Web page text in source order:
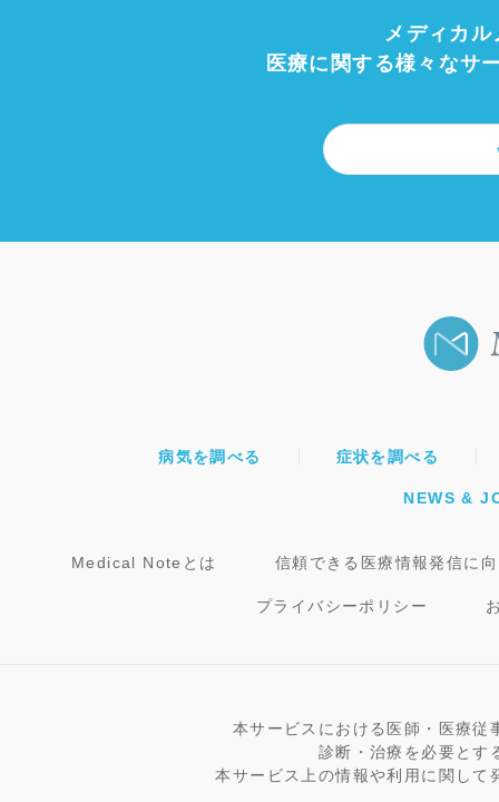
メディカ
医療に関する様々なサ
病気を調べる 症状を調べる
NEWS &
Medical Noteとは 信頼できる医療情報発信に
プライバシーポリシー
本サービスにおける医師・医療従
診断・治療を必要とす
本サービス上の情報や利用に関し